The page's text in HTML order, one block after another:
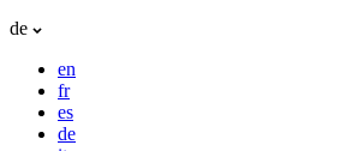
de
en
fr
es
de